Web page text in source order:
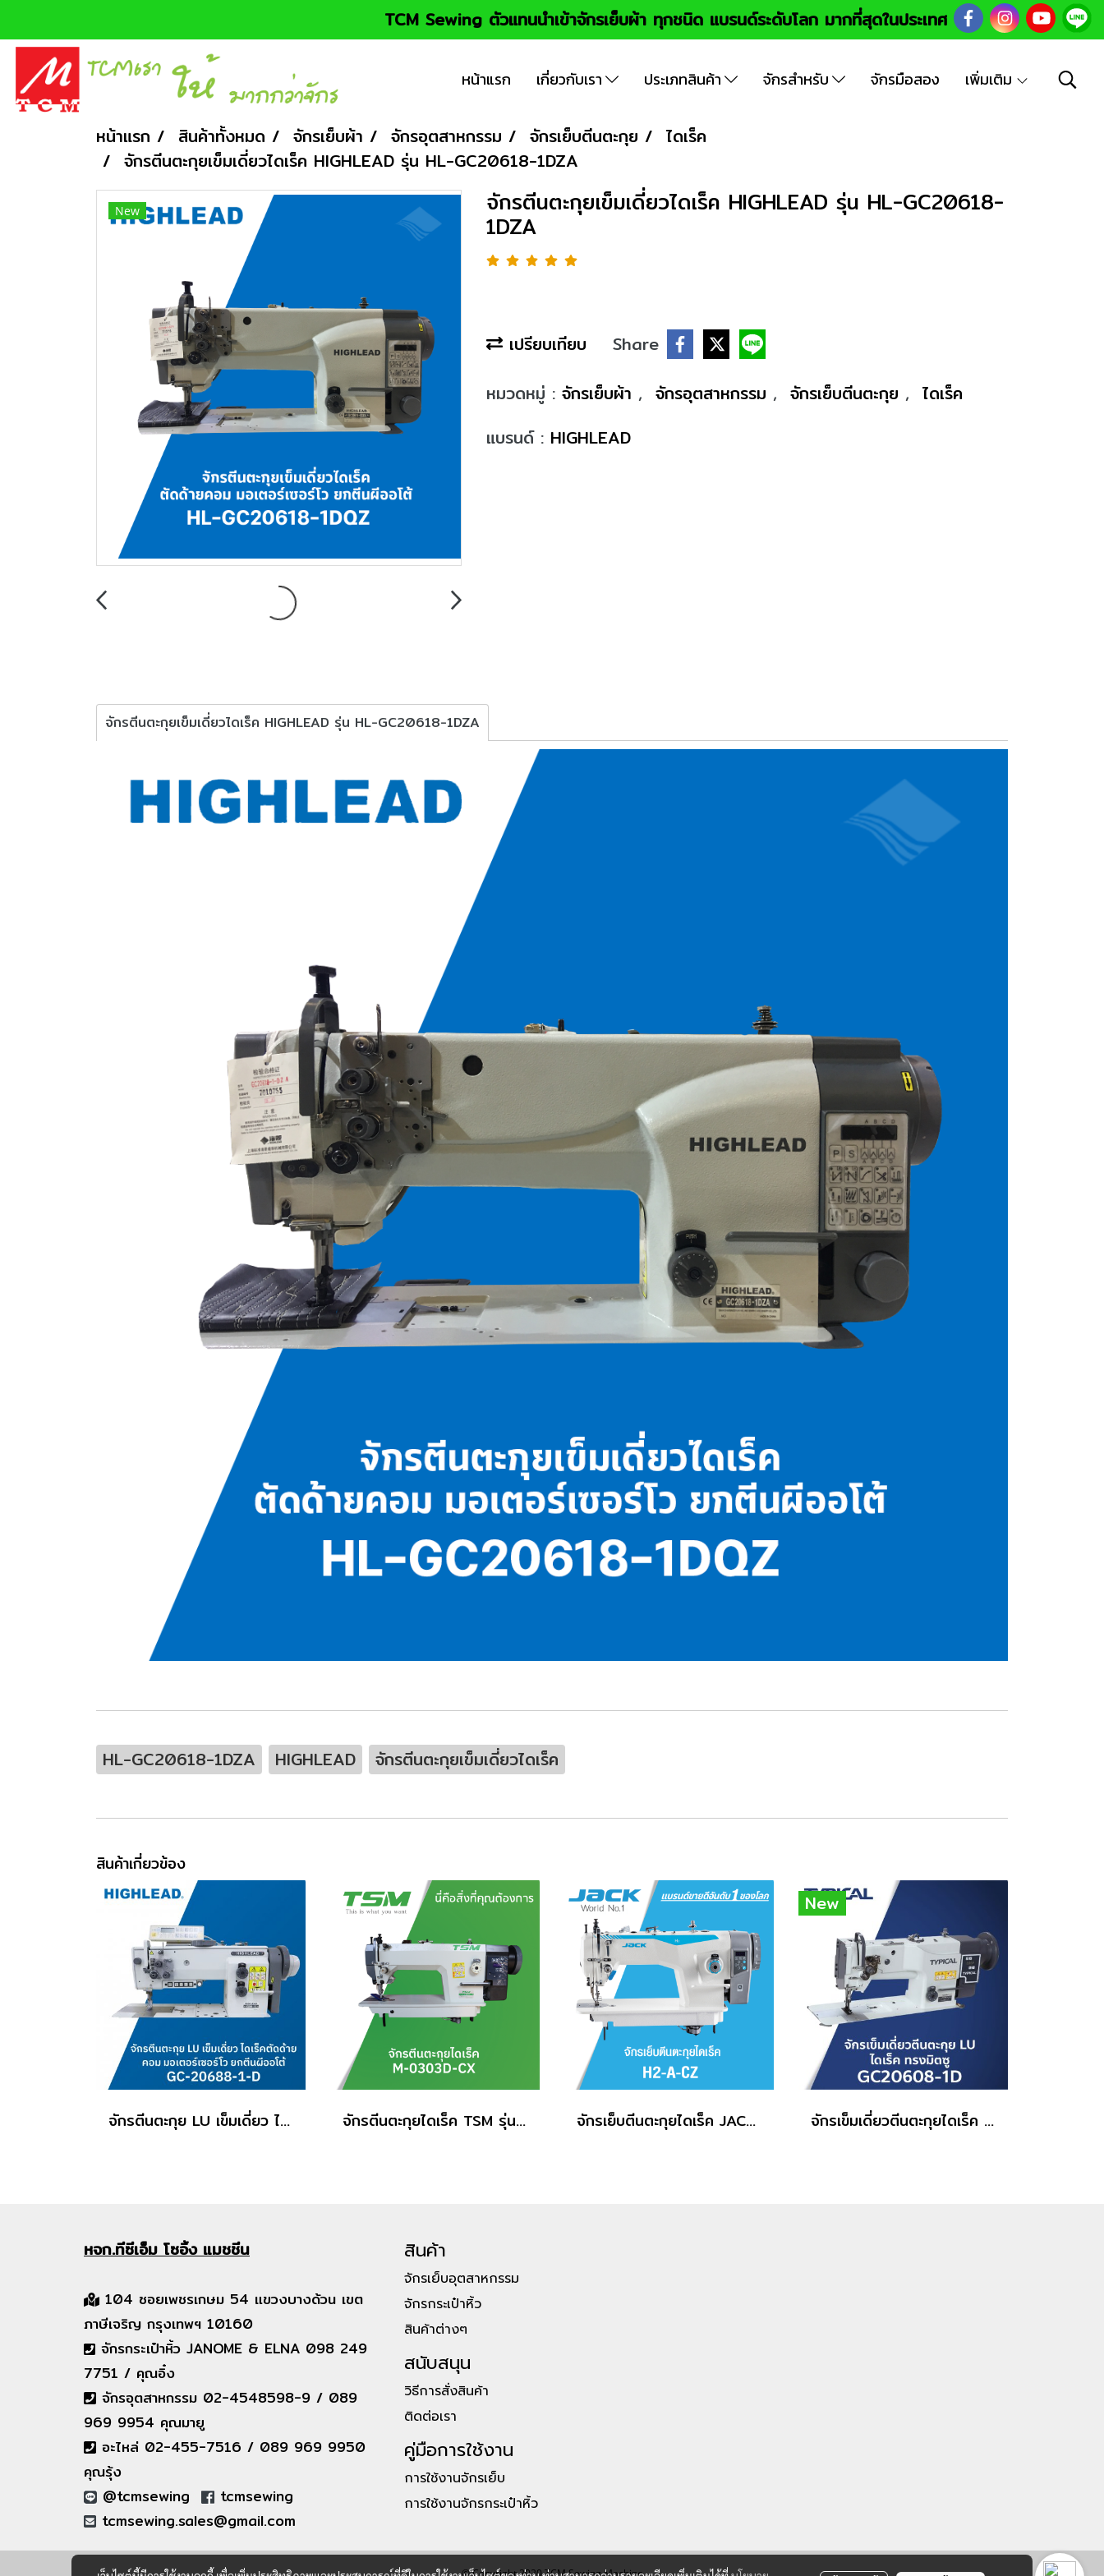
TCM Sewing ตัวแทนนำเข้าจักรเย็บผ้า ทุกชนิด แบรนด์ระดับโลก มากที่สุดในประเทศ
หน้าแรก เกี่ยวกับเรา ประเภทสินค้า จักรสำหรับ จักรมือสอง เพิ่มเติม
หน้าแรก สินค้าทั้งหมด จักรเย็บผ้า จักรอุตสาหกรรม จักรเย็บตีนตะกุย
ไดเร็ค
จักรตีนตะกุยเข็มเดี่ยวไดเร็ค HIGHLEAD รุ่น HL-GC20618-1DZA
New จักรตีนตะกุยเข็มเดี่ยวไดเร็ค HIGHLEAD รุ่น HL-GC20618-
1DZA
เปรียบเทียบ
Share
หมวดหมู่ : จักรเย็บผ้า , จักรอุตสาหกรรม , จักรเย็บตีนตะกุย , ไดเร็ค
แบรนด์ : HIGHLEAD
จักรตีนตะกุยเข็มเดี่ยวไดเร็ค HIGHLEAD รุ่น HL-GC20618-1DZA
HL-GC20618-1DZA HIGHLEAD จักรตีนตะกุยเข็มเดี่ยวไดเร็ค
สินค้าเกี่ยวข้อง
จักรตีนตะกุย LU เข็มเดี่ยว ไดเร็คตัดด้ายคอม มอเตอร์เซอร์โว ยกตีนผีออโต้ HIGHLEAD รุ่น GC-20688-1-D จักรตีนตะกุยไดเร็ค TSM รุ่น M-0303D-CX จักรเย็บตีนตะกุยไดเร็ค JACK รุ่น H2-A-CZ
New
จักรเข็มเดี่ยวตีนตะกุยไดเร็ค TYPICAL รุ่น GC20608-1D
หจก.ทีซีเอ็ม โซอิ้ง แมชชีน
104 ซอยเพชรเกษม 54 แขวงบางด้วน เขต
ภาษีเจริญ กรุงเทพฯ 10160
จักรกระเป๋าหิ้ว JANOME & ELNA 098 249
7751 / คุณอิ๋ง
จักรอุตสาหกรรม 02-4548598-9 / 089
969 9954 คุณมายู
อะไหล่ 02-455-7516 / 089 969 9950
คุณรุ้ง
@tcmsewing
tcmsewing
tcmsewing.sales@gmail.com
สินค้า
จักรเย็บอุตสาหกรรม
จักรกระเป๋าหิ้ว
สินค้าต่างๆ
สนับสนุน
วิธีการสั่งสินค้า
ติดต่อเรา
คู่มือการใช้งาน
การใช้งานจักรเย็บ
การใช้งานจักรกระเป๋าหิ้ว
© Copyright 2020 TCM Sewing Machine